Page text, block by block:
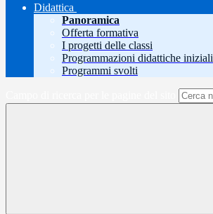
Didattica
Panoramica
Offerta formativa
I progetti delle classi
Programmazioni didattiche iniziali
Programmi svolti